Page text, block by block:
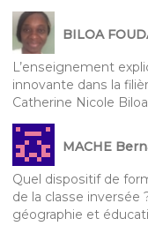
BILOA
L’enseignement
innovante dans la
Catherine Nicole
MACHE
Quel dispositif de
de la classe inversée
géographie et